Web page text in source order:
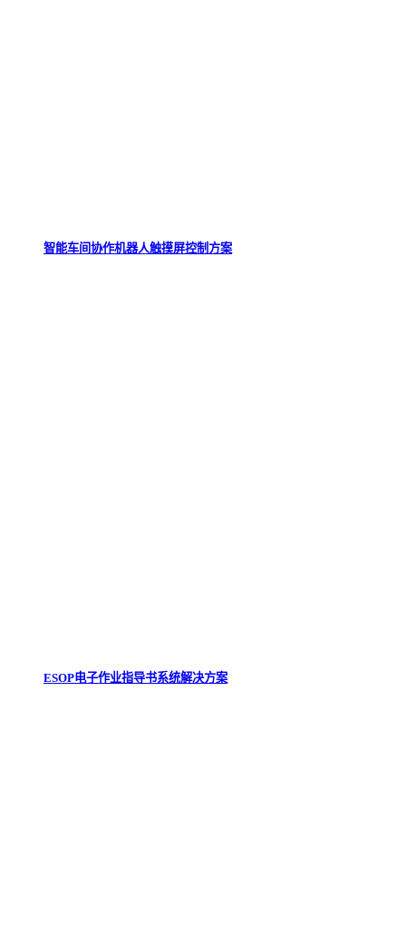
智能车间协作机器人触摸屏控制方案
ESOP电子作业指导书系统解决方案